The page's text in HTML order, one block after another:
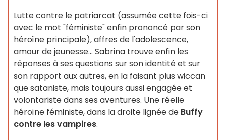
Lutte contre le patriarcat (assumée cette fois-ci
avec le mot "féministe" enfin prononcé par son
héroïne principale), affres de l'adolescence,
amour de jeunesse... Sabrina trouve enfin les
réponses à ses questions sur son identité et sur
son rapport aux autres, en la faisant plus wiccan
que sataniste, mais toujours aussi engagée et
volontariste dans ses aventures. Une réelle
héroïne féministe, dans la droite lignée de Buffy
contre les vampires.